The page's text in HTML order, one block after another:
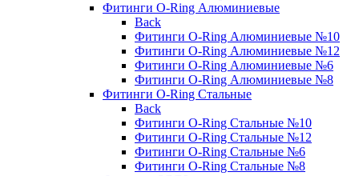
Фитинги O-Ring Алюминиевые
Back
Фитинги O-Ring Алюминиевые №10
Фитинги O-Ring Алюминиевые №12
Фитинги O-Ring Алюминиевые №6
Фитинги O-Ring Алюминиевые №8
Фитинги O-Ring Стальные
Back
Фитинги O-Ring Стальные №10
Фитинги O-Ring Стальные №12
Фитинги O-Ring Стальные №6
Фитинги O-Ring Стальные №8